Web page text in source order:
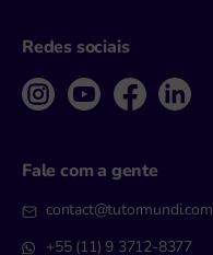
Redes sociais
Fale com a gente
contact@tutormundi.com
+55 (11) 9 3712-8377